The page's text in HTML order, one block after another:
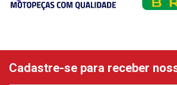
Cadastre-se para receber